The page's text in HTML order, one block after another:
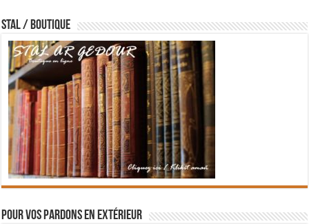
STAL / BOUTIQUE
Pour vos pardons en extérieur